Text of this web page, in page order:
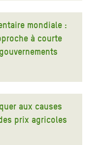
mondiale :
à courte
aux causes
prix agricoles